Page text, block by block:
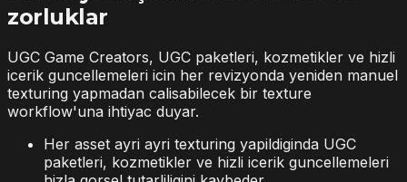
zorluklar
UGC Game Creators, UGC paketleri, kozmetikler ve hizli
icerik guncellemeleri icin her revizyonda yeniden manuel
texturing yapmadan calisabilecek bir texture
workflow'una ihtiyac duyar.
Her asset ayri ayri texturing yapildiginda UGC
paketleri, kozmetikler ve hizli icerik guncellemeleri